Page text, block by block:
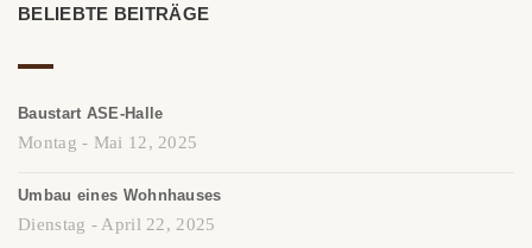
BELIEBTE BEITRÄGE
Baustart ASE-Halle
Montag - Mai 12, 2025
Umbau eines Wohnhauses
Dienstag - April 22, 2025